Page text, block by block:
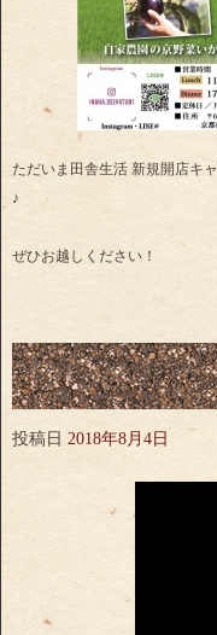
ただいま田舎生活 新規開店キ
♪
ぜひお越しください！
投稿日 2018年8月4日